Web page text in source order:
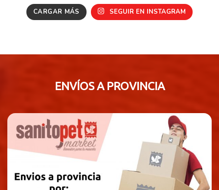
CARGAR MÁS SEGUIR EN INSTAGRAM
ENVÍOS A PROVINCIA